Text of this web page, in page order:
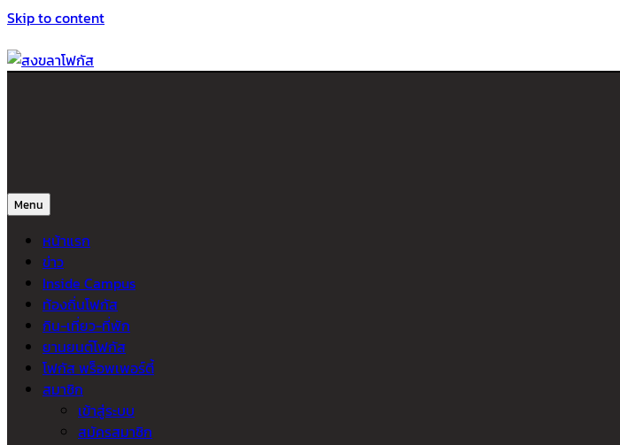
Skip to content
Menu
หน้าแรก
ข่าว
Inside Campus
ท้องถิ่นโฟกัส
กิน-เที่ยว-ที่พัก
ยานยนต์โฟกัส
โฟกัส พร็อพเพอร์ตี้
สมาชิก
เข้าสู่ระบบ
สมัครสมาชิก